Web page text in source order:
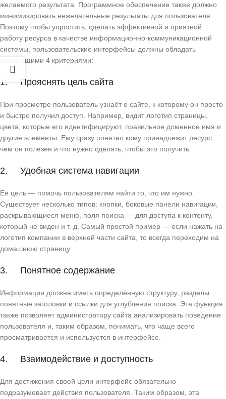
желаемого результата. Программное обеспечение также должно
минимизировать нежелательные результаты для пользователя.
Поэтому чтобы упростить, сделать эффективной и приятной
работу ресурса в качестве информационно-коммуникационной
системы, пользовательские интерфейсы должны обладать
следующими 4 критериями:
1. Прояснять цель сайта
При просмотре пользователь узнаёт о сайте, к которому он просто
и быстро получил доступ. Например, видит логотип страницы,
цвета, которые его идентифицируют, правильное доменное имя и
другие элементы. Ему сразу понятно кому принадлежит ресурс,
чем он полезен и что нужно сделать, чтобы это получить.
2. Удобная система навигации
Её цель — помочь пользователям найти то, что им нужно.
Существует несколько типов: кнопки, боковые панели навигации,
раскрывающиеся меню, поля поиска — для доступа к контенту,
который не виден и т. д. Самый простой пример — если нажать на
логотип компании в верхней части сайта, то всегда переходим на
домашнюю страницу.
3. Понятное содержание
Информация должна иметь определённую структуру, разделы
понятные заголовки и ссылки для углубления поиска. Эта функция
также позволяет администратору сайта анализировать поведение
пользователя и, таким образом, понимать, что чаще всего
просматривается и используется в интерфейсе.
4. Взаимодействие и доступность
Для достижения своей цели интерфейс обязательно
подразумевает действия пользователя. Таким образом, эта